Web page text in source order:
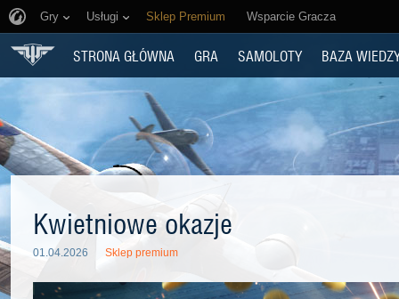
Gry Usługi Sklep Premium Wsparcie Gracza
STRONA GŁÓWNA GRA SAMOLOTY BAZA
Kwietniowe okazje
01.04.2026 Sklep premium